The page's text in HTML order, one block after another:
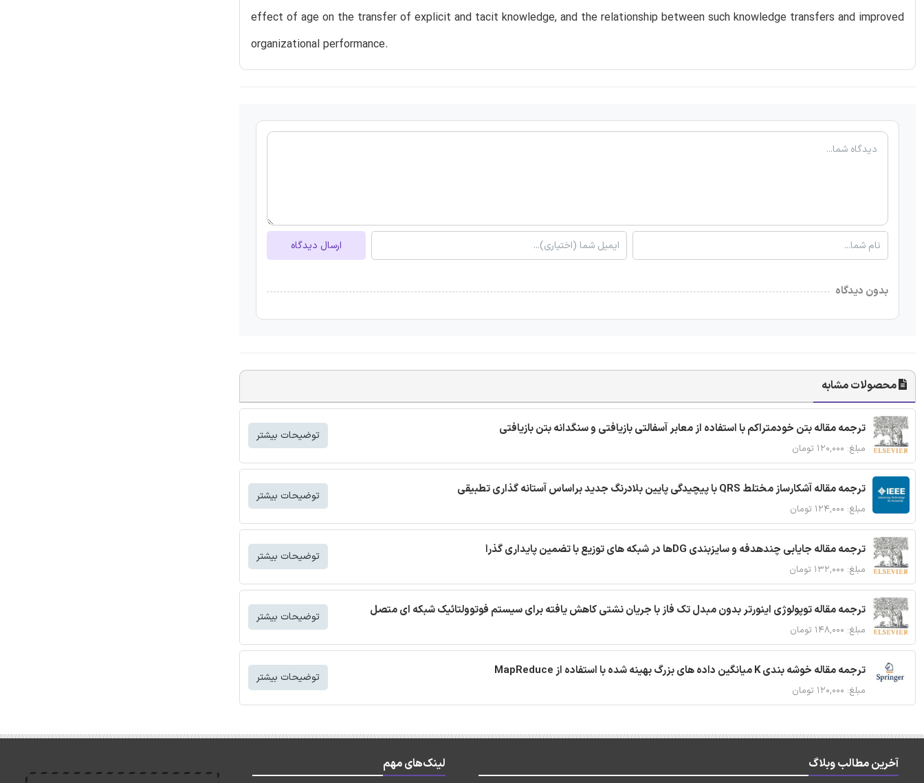
effect of age on the transfer of explicit and tacit knowledge, and the relationship between such knowledge transfers and improved
organizational performance.
ارسال دیدگاه
بدون دیدگاه
محصولات مشابه
ترجمه مقاله بتن خودمتراکم با استفاده از معابر آسفالتی بازیافتی و سنگدانه بتن بازیافتی
مبلغ: ۱۲۰,۰۰۰ تومان
توضیحات بیشتر
ترجمه مقاله آشکارساز مختلط QRS با پیچیدگی پایین بلادرنگ جدید براساس آستانه گذاری تطبیقی
مبلغ: ۱۲۴,۰۰۰ تومان
توضیحات بیشتر
ترجمه مقاله جایابی چندهدفه و سایزبندی DGها در شبکه های توزیع با تضمین پایداری گذرا
مبلغ: ۱۳۲,۰۰۰ تومان
توضیحات بیشتر
ترجمه مقاله توپولوژی اینورتر بدون مبدل تک فاز با جریان نشتی کاهش یافته برای سیستم فوتوولتائیک شبکه ای متصل
مبلغ: ۱۴۸,۰۰۰ تومان
توضیحات بیشتر
ترجمه مقاله خوشه بندی K میانگین داده های بزرگ بهینه شده با استفاده از MapReduce
مبلغ: ۱۲۰,۰۰۰ تومان
توضیحات بیشتر
آخرین مطالب وبلاگ لینک‌های مهم